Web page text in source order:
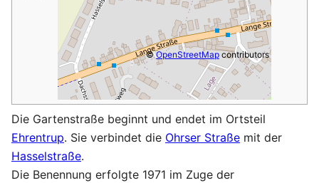
©OpenStreetMapcontributors
Die Gartenstraße beginnt und endet im Ortsteil
Ehrentrup. Sie verbindet die Ohrser Straße mit der
Hasselstraße.
Die Benennung erfolgte 1971 im Zuge der